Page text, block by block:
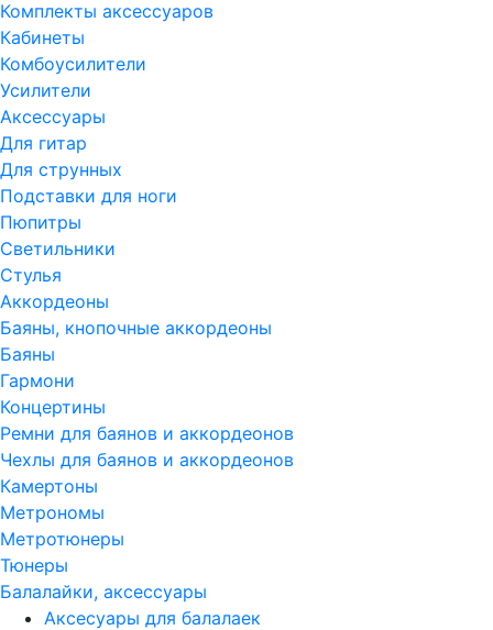
Комплекты аксессуаров
Кабинеты
Комбоусилители
Усилители
Аксессуары
Для гитар
Для струнных
Подставки для ноги
Пюпитры
Светильники
Стулья
Аккордеоны
Баяны, кнопочные аккордеоны
Баяны
Гармони
Концертины
Ремни для баянов и аккордеонов
Чехлы для баянов и аккордеонов
Камертоны
Метрономы
Метротюнеры
Тюнеры
Балалайки, аксессуары
Аксесуары для балалаек